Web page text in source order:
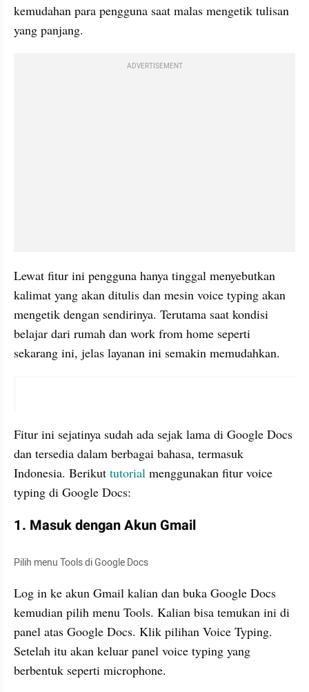
kemudahan para pengguna saat malas mengetik tulisan
yang panjang.
ADVERTISEMENT
Lewat fitur ini pengguna hanya tinggal menyebutkan
kalimat yang akan ditulis dan mesin voice typing akan
mengetik dengan sendirinya. Terutama saat kondisi
belajar dari rumah dan work from home seperti
sekarang ini, jelas layanan ini semakin memudahkan.
Fitur ini sejatinya sudah ada sejak lama di Google Docs
dan tersedia dalam berbagai bahasa, termasuk
Indonesia. Berikut tutorial menggunakan fitur voice
typing di Google Docs:
1. Masuk dengan Akun Gmail
Pilih menu Tools di Google Docs
Log in ke akun Gmail kalian dan buka Google Docs
kemudian pilih menu Tools. Kalian bisa temukan ini di
panel atas Google Docs. Klik pilihan Voice Typing.
Setelah itu akan keluar panel voice typing yang
berbentuk seperti microphone.